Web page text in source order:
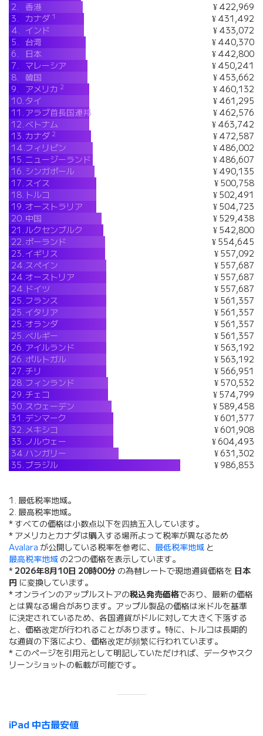
2.
香港
¥ 422,969
3.
カナダ 1
¥ 431,492
4.
インド
¥ 433,072
5.
台湾
¥ 440,370
6.
日本
¥ 442,800
7.
マレーシア
¥ 450,241
8.
韓国
¥ 453,662
9.
アメリカ 2
¥ 460,132
10.タイ
¥ 461,295
11. アラブ首長国連邦
¥ 462,576
12.ベトナム
¥ 463,742
13.カナダ 2
¥ 472,587
14.フィリピン
¥ 486,002
15. ニュージーランド
¥ 486,607
16. シンガポール
¥ 490,135
17. スイス
¥ 500,758
18. トルコ
¥ 502,491
19.オーストラリア
¥ 504,723
20. 中国
¥ 529,438
21.ルクセンブルク
¥ 542,800
22. ポーランド
¥ 554,645
23. イギリス
¥ 557,092
24.スペイン
¥ 557,687
24.オーストリア
¥ 557,687
24. ドイツ
¥ 557,687
25. フランス
¥ 561,357
25. イタリア
¥ 561,357
25.オランダ
¥ 561,357
25.ベルギー
¥ 561,357
26. アイルランド
¥ 563,192
26. ポルトガル
¥ 563,192
27.チリ
¥ 566,951
28. フィンランド
¥ 570,532
29.チェコ
¥ 574,799
30. スウェーデン
¥ 589,458
31.デンマーク
¥ 601,377
32. メキシコ
¥ 601,908
33. ノルウェー
¥ 604,493
34.ハンガリー
¥ 631,302
35. ブラジル ¥ 986,853
1. 最低税率地域。
2. 最高税率地域。
* すべての価格は小数点以下を四捨五入しています。
* アメリカとカナダは購入する場所よって税率が異なるため
Avalara が公開している税率を参考に、 最低税率地域 と
最高税率地域 の2つの価格を表示しています。
*2026年8月10日 20時00分 の為替レートで現地通貨価格を 日本
円 に変換しています。
* オンラインのアップルストアの税込発売価格であり、最新の価格
とは異なる場合があります。アップル製品の価格は米ドルを基準
に決定されているため、各国通貨がドルに対して大きく下落する
と、価格改定が行われることがあります。特に、トルコは長期的
な通貨の下落により、価格改定が頻繁に行われています。
* このページを引用元として明記していただければ、データやスク
リーンショットの転載が可能です。
iPad 中古最安値